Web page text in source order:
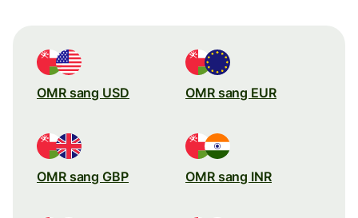
OMR sang USD OMR sang EUR
OMR sang GBP OMR sang INR